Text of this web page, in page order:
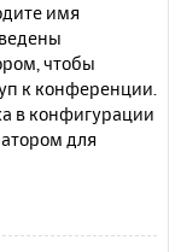
имя
чтобы
к конференции.
в конфигурации
для